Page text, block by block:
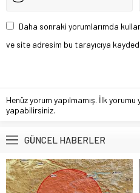
Daha sonraki yorumlarımda
ve site adresim bu tarayıcıya
Henüz yorum yapılmamış. İlk yorumu
yapabilirsiniz.
GÜNCEL HABERLER